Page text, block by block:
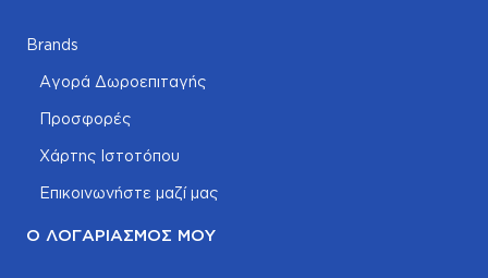
Brands
Αγορά Δωροεπιταγής
Προσφορές
Χάρτης Ιστοτόπου
Επικοινωνήστε μαζί μας
Ο ΛΟΓΑΡΙΑΣΜΌΣ ΜΟΥ